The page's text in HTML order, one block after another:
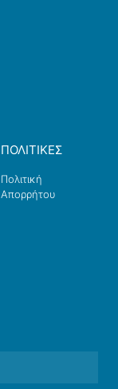
ΠΟΛΙΤΙΚΕΣ
Πολιτική
Απορρήτου